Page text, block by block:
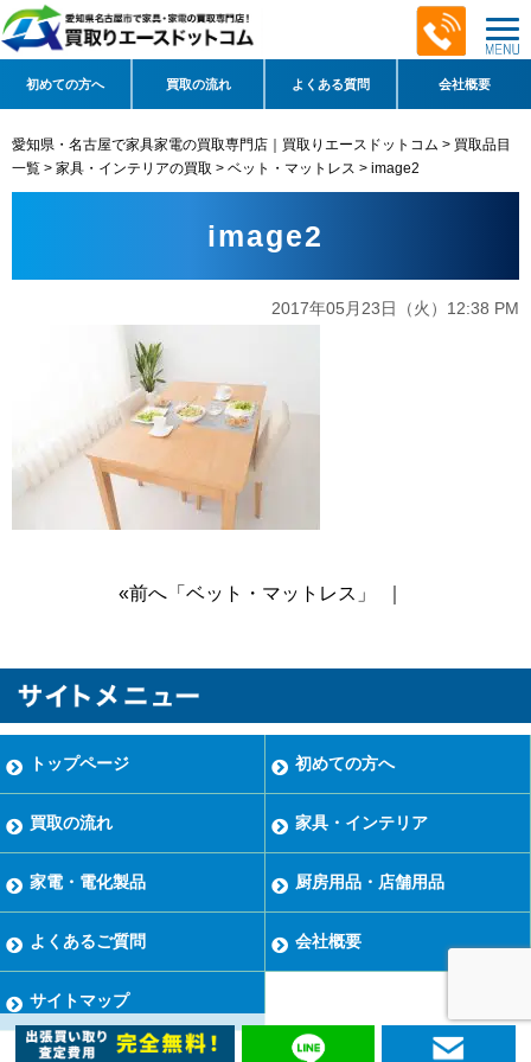
初めての方へ 買取の流れ よくある質問 会社概要
愛知県・名古屋で家具家電の買取専門店｜買取りエースドットコム > 買取品目
一覧 > 家具・インテリアの買取 > ベット・マットレス > image2
image2
2017年05月23日（火）12:38 PM
«前へ「ベット・マットレス」
トップページ 初めての方へ
買取の流れ 家具・インテリア
家電・電化製品 厨房用品・店舗用品
よくあるご質問 会社概要
サイトマップ